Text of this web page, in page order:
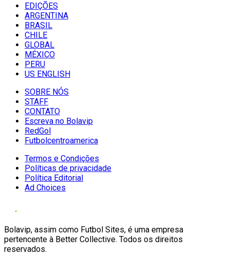
EDIÇÕES
ARGENTINA
BRASIL
CHILE
GLOBAL
MÉXICO
PERU
US ENGLISH
SOBRE NÓS
STAFF
CONTATO
Escreva no Bolavip
RedGol
Futbolcentroamerica
Termos e Condições
Políticas de privacidade
Política Editorial
Ad Choices
Bolavip, assim como Futbol Sites, é uma empresa
pertencente à Better Collective. Todos os direitos
reservados.